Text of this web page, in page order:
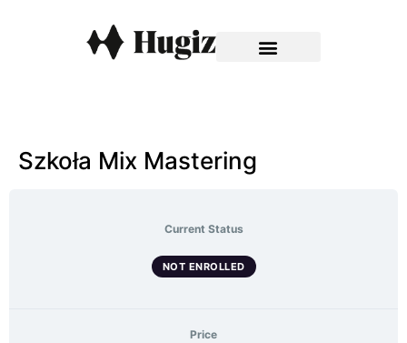
Szkoła Mix Mastering
Current Status
NOT ENROLLED
Price